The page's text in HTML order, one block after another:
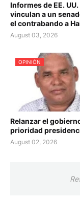
Informes de EE. UU.
vinculan a un
el contrabando a
August 03, 2026
OPINIÓN
Relanzar el
prioridad
August 02, 2026